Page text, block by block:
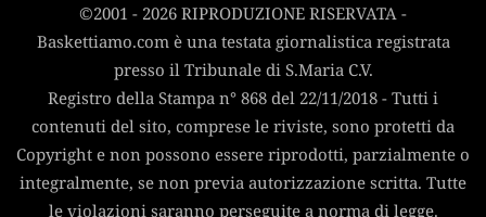
©2001 - 2026 RIPRODUZIONE RISERVATA -
Baskettiamo.com è una testata giornalistica registrata
presso il Tribunale di S.Maria C.V.
Registro della Stampa n° 868 del 22/11/2018 - Tutti i
contenuti del sito, comprese le riviste, sono protetti da
Copyright e non possono essere riprodotti, parzialmente o
integralmente, se non previa autorizzazione scritta. Tutte
le violazioni saranno perseguite a norma di legge.